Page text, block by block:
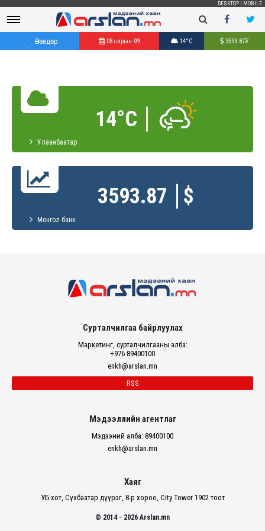
DESKTOP MOBILE
Өнөөдөр 08 сарын 09 14°C 3593.87₮
14°C
Улаанбаатар
3593.87 $
Монгол банк
Сурталчилгаа байрлуулах
Маркетинг, сурталчилгааны алба:
+976 89400100
enkh@arslan.mn
RSS
Мэдээллийн агентлаг
Мэдээний алба: 89400100
enkh@arslan.mn
Хаяг
УБ хот, Сүхбаатар дүүрэг, 8-р хороо, City Tower 1902 тоот
© 2014 - 2026 Arslan.mn